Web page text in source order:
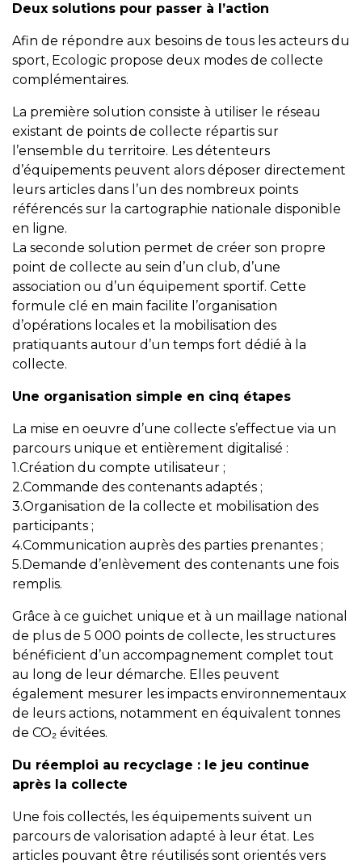
Deux solutions pour passer à l’action
Afin de répondre aux besoins de tous les acteurs du
sport, Ecologic propose deux modes de collecte
complémentaires.
La première solution consiste à utiliser le réseau
existant de points de collecte répartis sur
l’ensemble du territoire. Les détenteurs
d’équipements peuvent alors déposer directement
leurs articles dans l’un des nombreux points
référencés sur la cartographie nationale disponible
en ligne.
La seconde solution permet de créer son propre
point de collecte au sein d’un club, d’une
association ou d’un équipement sportif. Cette
formule clé en main facilite l’organisation
d’opérations locales et la mobilisation des
pratiquants autour d’un temps fort dédié à la
collecte.
Une organisation simple en cinq étapes
La mise en oeuvre d’une collecte s’effectue via un
parcours unique et entièrement digitalisé :
1.Création du compte utilisateur ;
2.Commande des contenants adaptés ;
3.Organisation de la collecte et mobilisation des
participants ;
4.Communication auprès des parties prenantes ;
5.Demande d’enlèvement des contenants une fois
remplis.
Grâce à ce guichet unique et à un maillage national
de plus de 5 000 points de collecte, les structures
bénéficient d’un accompagnement complet tout
au long de leur démarche. Elles peuvent
également mesurer les impacts environnementaux
de leurs actions, notamment en équivalent tonnes
de CO₂ évitées.
Du réemploi au recyclage : le jeu continue
après la collecte
Une fois collectés, les équipements suivent un
parcours de valorisation adapté à leur état. Les
articles pouvant être réutilisés sont orientés vers